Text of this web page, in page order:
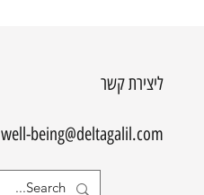
ליצירת קשר
well-being@deltagalil.com